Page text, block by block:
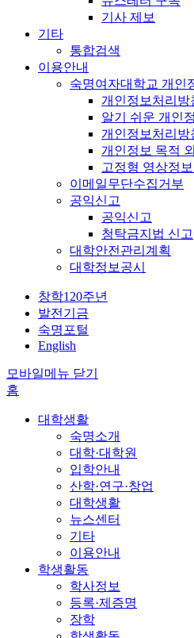
기사 제보
기타
통합검색
이용안내
숙명여자대학교 개인
개인정보처리방
알기 쉬운 개인
개인정보처리방
개인정보 목적
고정형 영상정
이메일무단수집거부
공익신고
공익신고
청탁금지법 신고
대학안전관리계획
대학정보공시
창학120주년
발전기금
숙명포털
English
모바일메뉴 닫기
홈
대학생활
숙명소개
대학·대학원
입학안내
산학·연구·창업
대학생활
뉴스센터
기타
이용안내
학생활동
학사정보
등록·제증명
장학